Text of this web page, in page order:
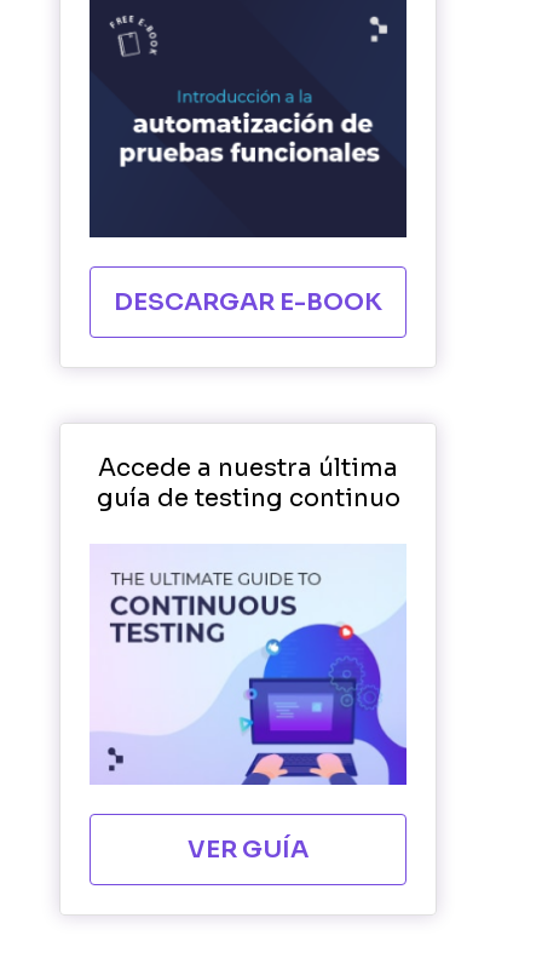
DESCARGAR E-BOOK
Accede a nuestra última
guía de testing continuo
VER GUÍA